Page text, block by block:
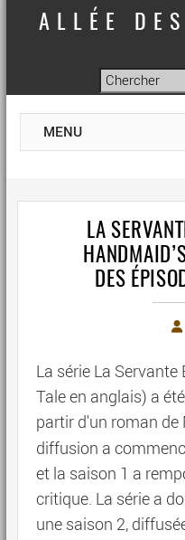
ALLÉE
MENU
LA
DES
La série La
Tale en anglais) a
partir d'un roman de
diffusion a
et la saison 1 a
critique. La série a
une saison 2,